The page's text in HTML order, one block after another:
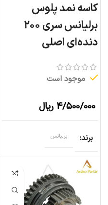
کاسه نمد پلوس
برلیانس سری ۲۰۰
دنده‌ای اصلی
موجود است
۴/۵۰۰/۰۰۰ ریال
برند برلیانس